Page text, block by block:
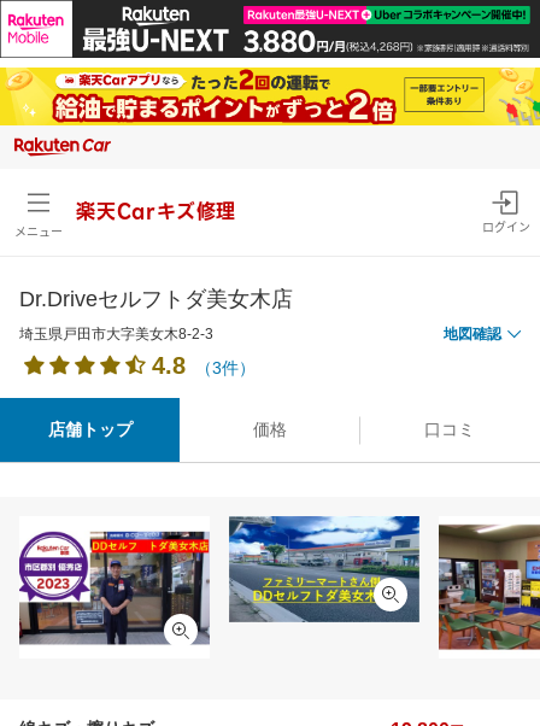
メニュー
楽天Carキズ修理
ログイン
Dr.Driveセルフトダ美女木店
埼玉県戸田市大字美女木8-2-3 地図確認
4.8 （3件）
店舗トップ 価格 口コミ